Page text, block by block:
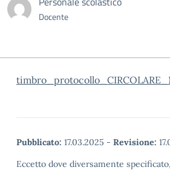
Docente
Pubblicato: 17.03.2025 - Revisione:
Eccetto dove diversamente